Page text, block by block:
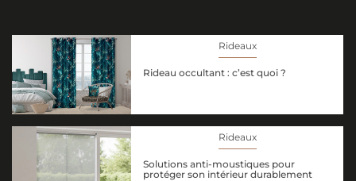
Rideaux
Rideau occultant : c’est quoi ?
Rideaux
Solutions anti-moustiques pour
protéger son intérieur durablement